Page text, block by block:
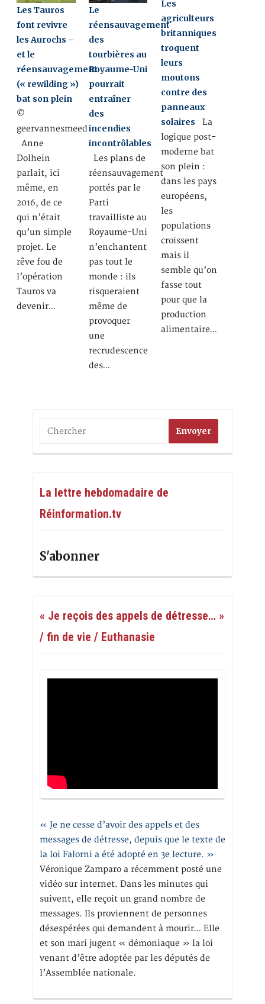
Les Tauros
font revivre
les Aurochs –
et le
réensauvagement
(« rewilding »)
bat son plein
©
geervannesmeed
Anne
Dolhein
parlait, ici
même, en
2016, de ce
qui n’était
qu’un simple
projet. Le
rêve fou de
l’opération
Tauros va
devenir…
Le
réensauvagement
des
tourbières au
Royaume-Uni
pourrait
entraîner
des
incendies
incontrôlables
Les plans de
réensauvagement
portés par le
Parti
travailliste au
Royaume-Uni
n’enchantent
pas tout le
monde : ils
risqueraient
même de
provoquer
une
recrudescence
des…
Les
agriculteurs
britanniques
troquent
leurs
moutons
contre des
panneaux
solaires La
logique post-
moderne bat
son plein :
dans les pays
européens,
les
populations
croissent
mais il
semble qu’on
fasse tout
pour que la
production
alimentaire…
La lettre hebdomadaire de
Réinformation.tv
S'abonner
« Je reçois des appels de détresse… »
/ fin de vie / Euthanasie
« Je ne cesse d’avoir des appels et des
messages de détresse, depuis que le texte de
la loi Falorni a été adopté en 3e lecture. »
Véronique Zamparo a récemment posté une
vidéo sur internet. Dans les minutes qui
suivent, elle reçoit un grand nombre de
messages. Ils proviennent de personnes
désespérées qui demandent à mourir… Elle
et son mari jugent « démoniaque » la loi
venant d’être adoptée par les députés de
l’Assemblée nationale.